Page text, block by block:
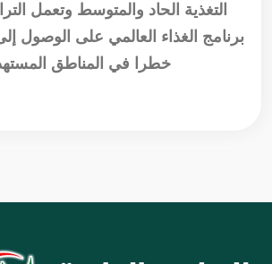
التغذية الحاد والمتوسط وتعمل
برنامج الغذاء العالمي على الوصول
خطرا في المناطق